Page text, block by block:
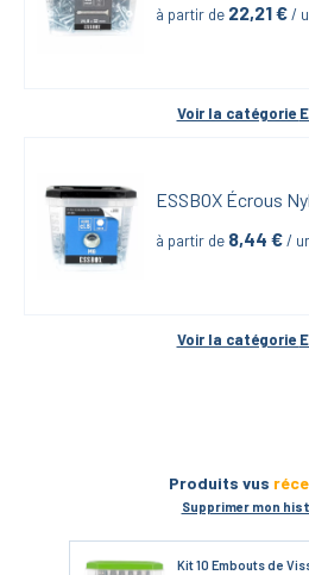
à partir de 22,21 € /
Voir la catégorie
ESSBOX Écrous
à partir de 8,44 € /
Voir la catégorie
Produits vus
Supprimer mon
Kit 10 Embouts de